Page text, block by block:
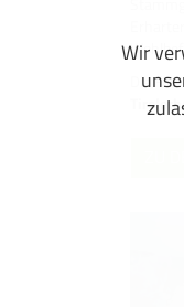
Die
Wir